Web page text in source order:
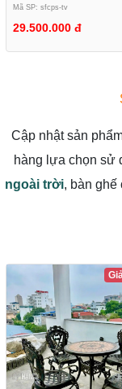
composite ngoài
Mã SP: sfcps-tv
29.500.000 đ
Cập nhật sản
hàng lựa chọn sử
ngoài trời, bàn ghế